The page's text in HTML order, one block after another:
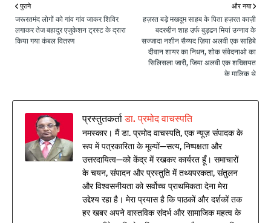
और नया
हज़रत बड़े मखदूम साहब के पिता हज़रत काज़ी
बदरुद्दीन शाह उर्फ बुड्ढन मियां उन्नाव के
सज्जादा नशीन सैय्यद ज़िया अलवी एक साहिबे
दीवान शायर का निधन, शोक संवेदनाओ का
सिलिसला जारी, जिया अलवी एक शख्सियत
के मालिक थे
पुराने
जरूरतमंद लोगों को गांव गांव जाकर शिविर
लगाकर तेज बहादुर एजुकेशन ट्रस्ट के द्रारा
किया गया कंबल वितरण
प्रस्तुतकर्ताडा. प्रमोद वाचस्पति
नमस्कार। मैं डा. प्रमोद वाचस्पति, एक न्यूज़ संपादक के
रूप में पत्रकारिता के मूल्यों—सत्य, निष्पक्षता और
उत्तरदायित्व—को केंद्र में रखकर कार्यरत हूँ। समाचारों
के चयन, संपादन और प्रस्तुति में तथ्यपरकता, संतुलन
और विश्वसनीयता को सर्वोच्च प्राथमिकता देना मेरा
उद्देश्य रहा है। मेरा प्रयास है कि पाठकों और दर्शकों तक
हर खबर अपने वास्तविक संदर्भ और सामाजिक महत्व के